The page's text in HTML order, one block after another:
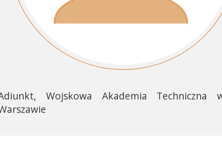
Wojskowa Akademia Techniczna